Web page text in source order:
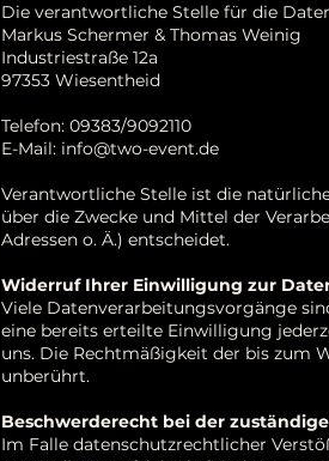
Die verantwortliche Stelle für die
Markus Schermer & Thomas Weinig
Industriestraße 12a
97353 Wiesentheid
Telefon: 09383/9092110
E-Mail: info@two-event.de
Verantwortliche Stelle ist die
über die Zwecke und Mittel der
Adressen o. Ä.) entscheidet.
Widerruf Ihrer Einwilligung zur
Viele Datenverarbeitungsvorgänge
eine bereits erteilte Einwilligung
uns. Die Rechtmäßigkeit der bis zum
unberührt.
Beschwerderecht bei der
Im Falle datenschutzrechtlicher